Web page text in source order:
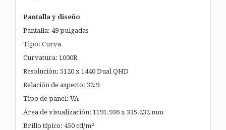
Pantalla y diseño
Pantalla: 49 pulgadas
Tipo: Curva
Curvatura: 1000R
Resolución: 5120 x 1440 Dual QHD
Relación de aspecto: 32:9
Tipo de panel: VA
Área de visualización: 1191.936 x 335.232 mm
Brillo típico: 450 cd/m²